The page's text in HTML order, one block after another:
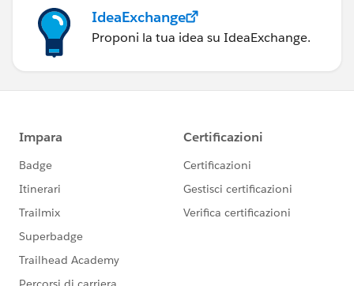
IdeaExchange
Proponi la tua idea su IdeaExchange.